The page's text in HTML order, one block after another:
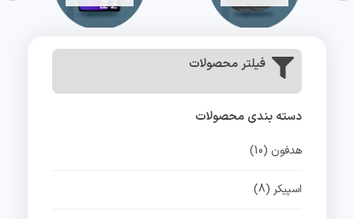
فیلتر محصولات
دسته بندی محصولات
هدفون (10)
اسپیکر (8)